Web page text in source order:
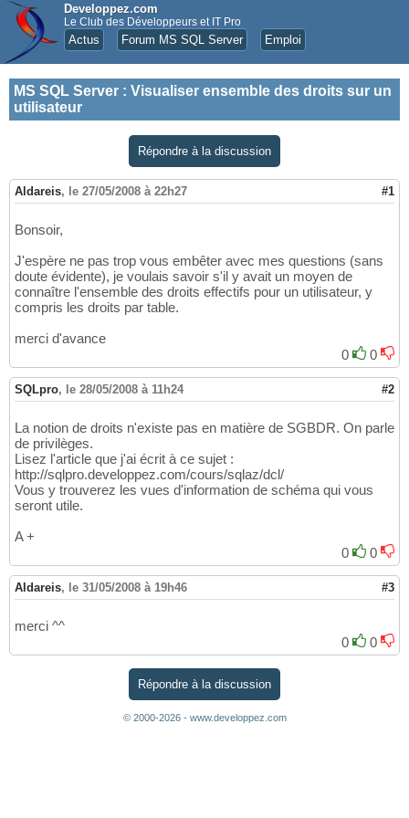
Developpez.com
Le Club des Développeurs et IT Pro
Actus Forum MS SQL Server Emploi
MS SQL Server : Visualiser ensemble des droits sur un
utilisateur
Répondre à la discussion
Aldareis, le 27/05/2008 à 22h27 #1
Bonsoir,
J'espère ne pas trop vous embêter avec mes questions (sans
doute évidente), je voulais savoir s'il y avait un moyen de
connaître l'ensemble des droits effectifs pour un utilisateur, y
compris les droits par table.
merci d'avance
0
0
SQLpro, le 28/05/2008 à 11h24 #2
La notion de droits n'existe pas en matière de SGBDR. On parle
de privilèges.
Lisez l'article que j'ai écrit à ce sujet :
http://sqlpro.developpez.com/cours/sqlaz/dcl/
Vous y trouverez les vues d'information de schéma qui vous
seront utile.
A +
0
0
Aldareis, le 31/05/2008 à 19h46 #3
merci ^^
0
0
Répondre à la discussion
© 2000-2026 - www.developpez.com